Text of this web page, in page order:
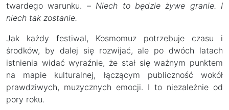
twardego warunku. – Niech to będzie żywe granie. I
niech tak zostanie.
Jak każdy festiwal, Kosmomuz potrzebuje czasu i
środków, by dalej się rozwijać, ale po dwóch latach
istnienia widać wyraźnie, że stał się ważnym punktem
na mapie kulturalnej, łączącym publiczność wokół
prawdziwych, muzycznych emocji. I to niezależnie od
pory roku.